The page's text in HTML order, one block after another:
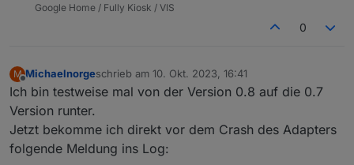
Google Home / Fully Kiosk / VIS
0
M
Offline
Michaelnorgeschrieb am 10. Okt. 2023, 16:41
zuletzt editiert von
Ich bin testweise mal von der Version 0.8 auf die 0.7
Version runter.
Jetzt bekomme ich direkt vor dem Crash des Adapters
folgende Meldung ins Log: